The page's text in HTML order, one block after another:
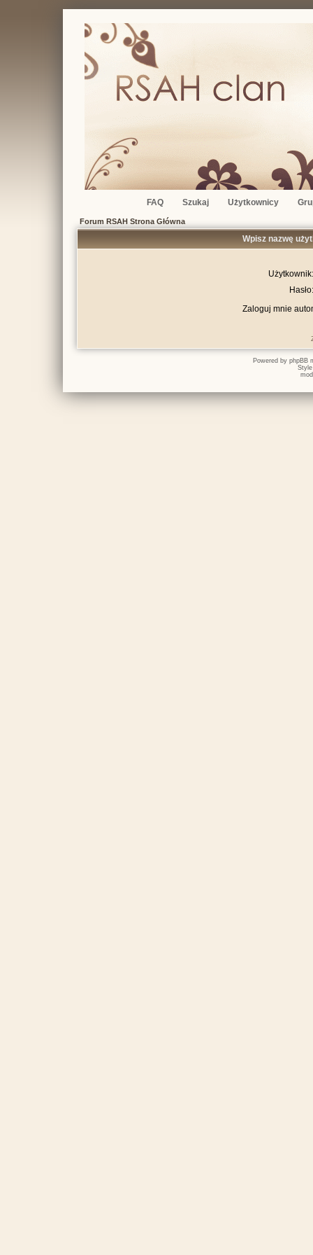
FAQ Szukaj Użytkownicy
Forum RSAH Strona Główna
Wpisz nazwę
Użytkownik:
Hasło:
Zaloguj mnie
Powered by phpBB